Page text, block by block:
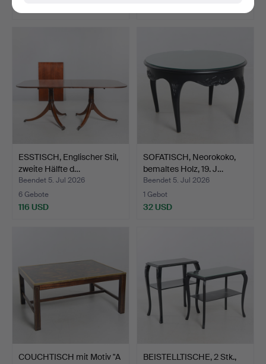
ESSTISCH, Englischer Stil,
zweite Hälfte d…
Beendet 5. Jul 2026
6 Gebote
116 USD
SOFATISCH, Neorokoko,
bemaltes Holz, 19. J…
Beendet 5. Jul 2026
1 Gebot
32 USD
COUCHTISCH mit Motiv "A
BEISTELLTISCHE, 2 Stk.,